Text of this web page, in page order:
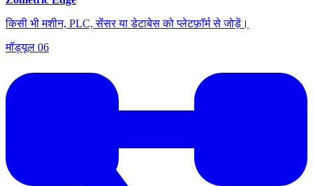
किसी भी मशीन, PLC, सेंसर या डेटाबेस को प्लेटफ़ॉर्म से जोड़ें।
मॉड्यूल 06